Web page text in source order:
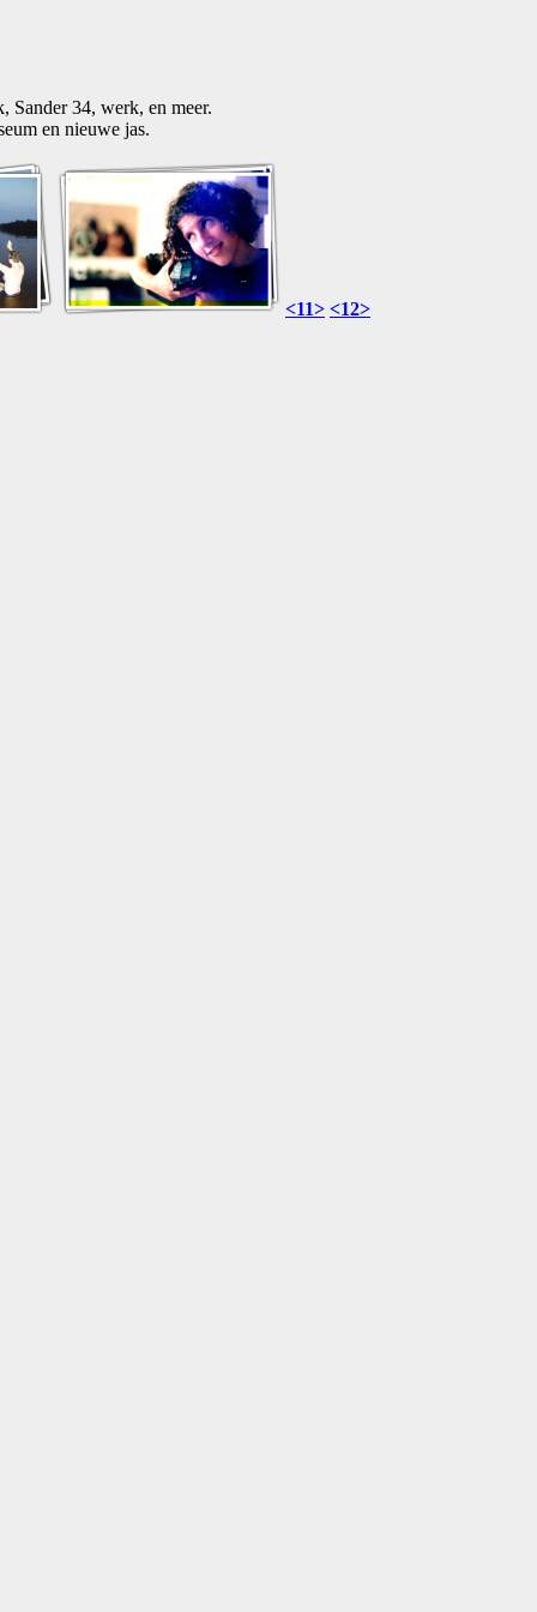
Sander 34, werk, en meer.
en nieuwe jas.
<11> <12>